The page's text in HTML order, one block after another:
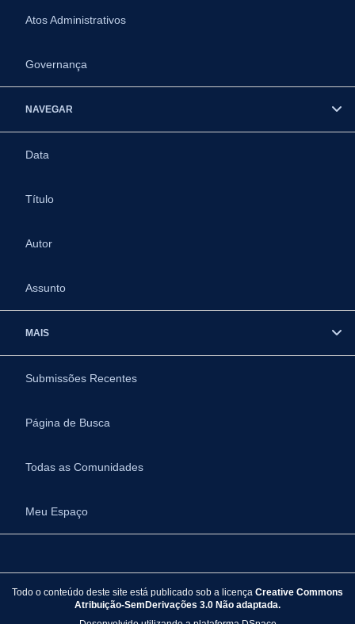
Atos Administrativos
Governança
NAVEGAR
Data
Título
Autor
Assunto
MAIS
Submissões Recentes
Página de Busca
Todas as Comunidades
Meu Espaço
Todo o conteúdo deste site está publicado sob a licença Creative Commons
Atribuição-SemDerivações 3.0 Não adaptada.